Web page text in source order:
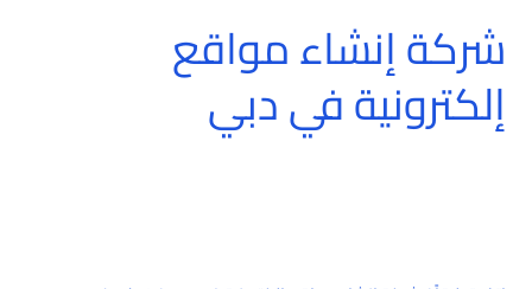
شركة إنشاء مواقع
إلكترونية في دبي